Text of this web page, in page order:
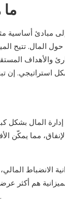
مبادئ أساسية
المال. تتيح
والأهداف
إدارة المال بشكل
مما يمكّن
الانضباط
هم أكثر
فعل إلى استباقية، مما يمكّن الأفراد من السيطرة على مستقبلهم المالي.